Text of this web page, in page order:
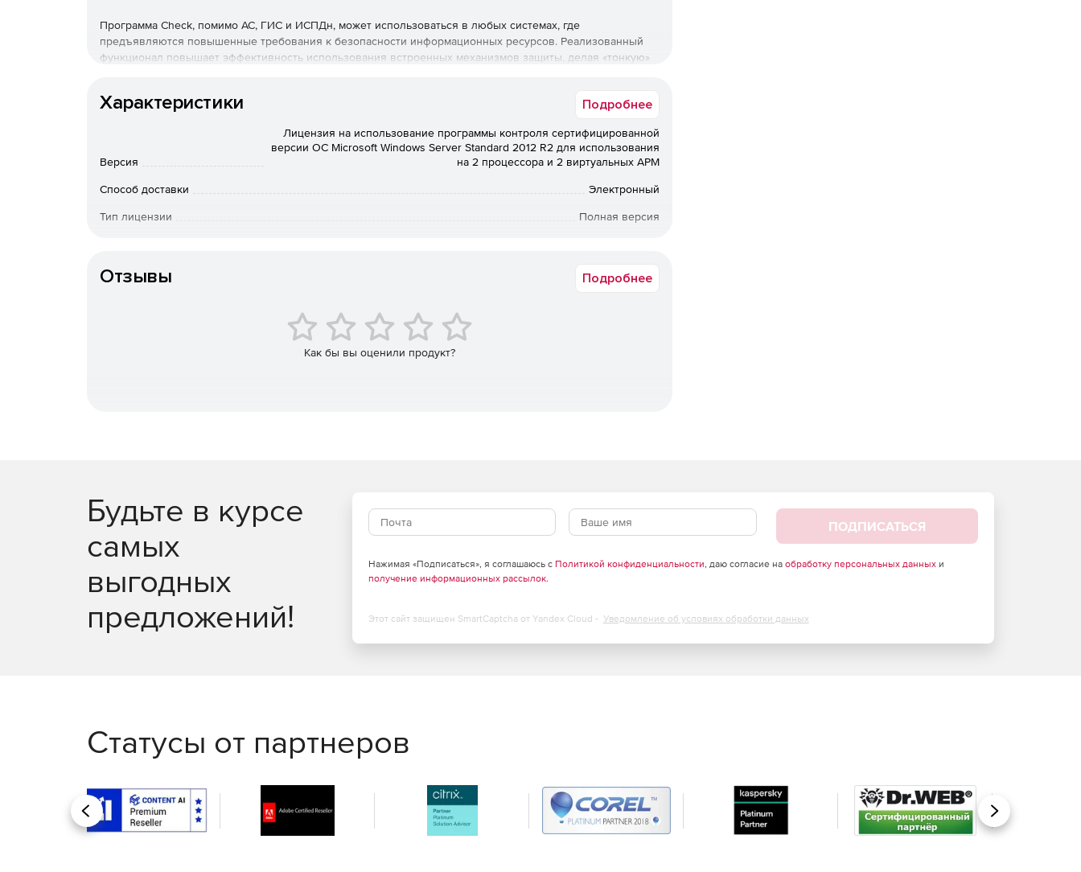
Программа Check, помимо АС, ГИС и ИСПДн, может использоваться в любых системах, где
предъявляются повышенные требования к безопасности информационных ресурсов. Реализованный
функционал повышает эффективность использования встроенных механизмов защиты, делая «тонкую»
Возможности программы Check:
сбор данных и формирование отчетов о соответствии установленного продукта сертифицированной
формирование отчетов об установленных и необходимых для установки сертифицированных
использованием сертифицированного программного средства «ФИКС библиотека 1.0», Сертификат
экспорт конфигураций параметров безопасности для обеспечения единых параметров настройки
безопасности для группы ПЭВМ.
Характеристики Подробнее
Версия
Лицензия на использование программы контроля сертифицированной
версии ОС Microsoft Windows Server Standard 2012 R2 для использования
на 2 процессора и 2 виртуальных АРМ
Способ доставки Электронный
Тип лицензии Полная версия
Артикул SvS-12R2-CHECK
Отзывы Подробнее
Как бы вы оценили продукт?
Будьте в курсе
самых
выгодных
предложений!
ПОДПИСАТЬСЯ
Нажимая «Подписаться», я соглашаюсь с Политикой конфиденциальности, даю согласие на обработку персональных данныхи
получение информационных рассылок.
Этот сайт защищен SmartCaptcha от Yandex Cloud - Уведомление об условиях обработки данных
Статусы от партнеров
Назад Вперед